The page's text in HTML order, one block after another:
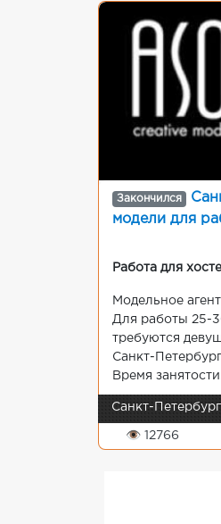
Закончился
модели для
Работа для
Модельное
Для работы 25-
требуются
Санкт-
Время
Санкт-Петербург
👁 12766